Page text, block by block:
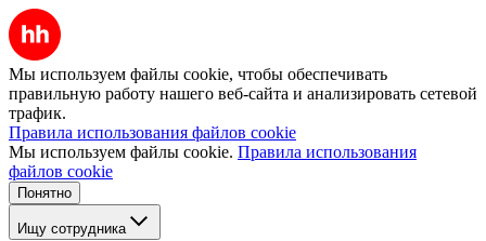
Мы используем файлы cookie, чтобы обеспечивать
правильную работу нашего веб-сайта и анализировать сетевой
трафик.
Правила использования файлов cookie
Мы используем файлы cookie. Правила использования
файлов cookie
Понятно
Ищу сотрудника